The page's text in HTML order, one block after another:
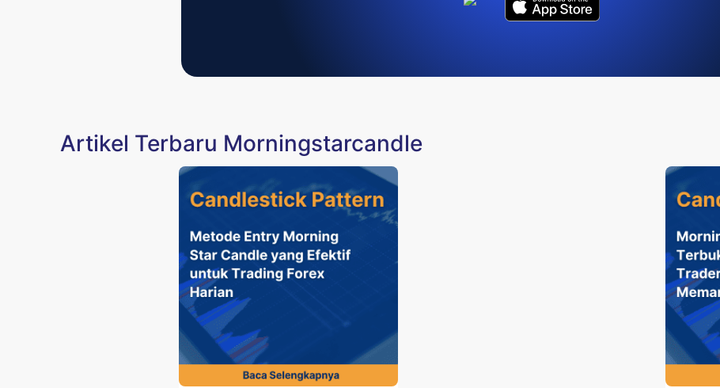
Artikel Terbaru Morningstarcandle